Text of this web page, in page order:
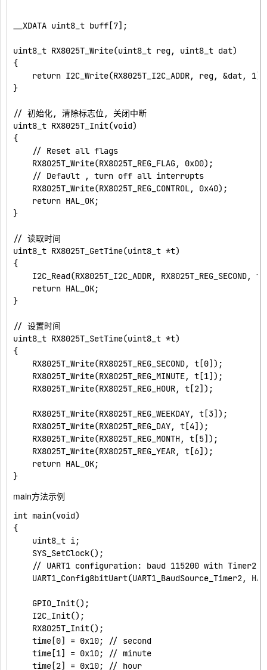
__XDATA uint8_t buff[7];
uint8_t RX8025T_Write(uint8_t reg, uint8_t dat)
{
    return I2C_Write(RX8025T_I2C_ADDR, reg, &dat, 1);
}
// 初始化, 清除标志位, 关闭中断
uint8_t RX8025T_Init(void)
{
    // Reset all flags
    RX8025T_Write(RX8025T_REG_FLAG, 0x00);
    // Default , turn off all interrupts
    RX8025T_Write(RX8025T_REG_CONTROL, 0x40);
    return HAL_OK;
}
// 读取时间
uint8_t RX8025T_GetTime(uint8_t *t)
{
I2C_Read(RX8025T_I2C_ADDR, RX8025T_REG_SECOND,
    return HAL_OK;
}
// 设置时间
uint8_t RX8025T_SetTime(uint8_t *t)
{
    RX8025T_Write(RX8025T_REG_SECOND, t[0]);
    RX8025T_Write(RX8025T_REG_MINUTE, t[1]);
    RX8025T_Write(RX8025T_REG_HOUR, t[2]);
    RX8025T_Write(RX8025T_REG_WEEKDAY, t[3]);
    RX8025T_Write(RX8025T_REG_DAY, t[4]);
    RX8025T_Write(RX8025T_REG_MONTH, t[5]);
    RX8025T_Write(RX8025T_REG_YEAR, t[6]);
    return HAL_OK;
main方法示例
int main(void)
{
    uint8_t i;
    SYS_SetClock();
// UART1 configuration: baud 115200 with Timer2,
UART1_Config8bitUart(UART1_BaudSource_Timer2,
    GPIO_Init();
    I2C_Init();
    RX8025T_Init();
    time[0] = 0x10; // second
    time[1] = 0x10; // minute
    time[2] = 0x10; // hour